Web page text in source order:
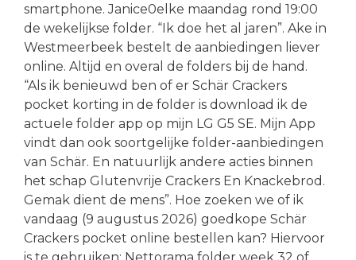
smartphone. Janice0elke maandag rond 19:00
de wekelijkse folder. “Ik doe het al jaren”. Ake in
Westmeerbeek bestelt de aanbiedingen liever
online. Altijd en overal de folders bij de hand.
“Als ik benieuwd ben of er Schär Crackers
pocket korting in de folder is download ik de
actuele folder app op mijn LG G5 SE. Mijn App
vindt dan ook soortgelijke folder-aanbiedingen
van Schär. En natuurlijk andere acties binnen
het schap Glutenvrije Crackers En Knackebrod.
Gemak dient de mens”. Hoe zoeken we of ik
vandaag (9 augustus 2026) goedkope Schär
Crackers pocket online bestellen kan? Hiervoor